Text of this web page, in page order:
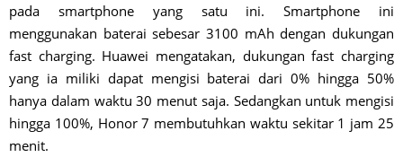
pada smartphone yang satu ini. Smartphone ini
menggunakan baterai sebesar 3100 mAh dengan dukungan
fast charging. Huawei mengatakan, dukungan fast charging
yang ia miliki dapat mengisi baterai dari 0% hingga 50%
hanya dalam waktu 30 menut saja. Sedangkan untuk mengisi
hingga 100%, Honor 7 membutuhkan waktu sekitar 1 jam 25
menit.